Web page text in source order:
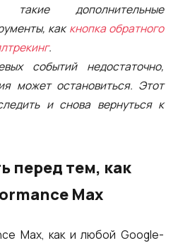
дополнительные
каккнопка обратного
.
событий недостаточно,
может остановиться. Этот
и снова вернуться к
перед тем, как
Max
Max, как и любой Google-